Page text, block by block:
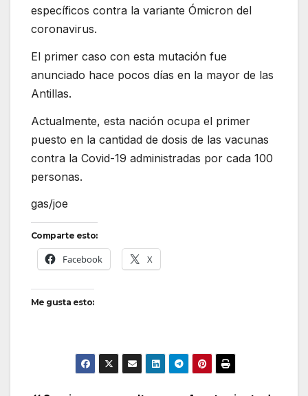
específicos contra la variante Ómicron del
coronavirus.
El primer caso con esta mutación fue
anunciado hace pocos días en la mayor de las
Antillas.
Actualmente, esta nación ocupa el primer
puesto en la cantidad de dosis de las vacunas
contra la Covid-19 administradas por cada 100
personas.
gas/joe
Comparte esto:
Facebook X
Me gusta esto: